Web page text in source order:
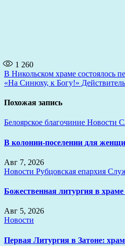
1 260
Навигация
по
записям
В Никольском храме состоялось
«На Синюху, к Богу!»
Похожая запись
Белоярское благочиние Новости
В колонии-поселении для
Авг 7, 2026
Новости Рубцовская епархия
Божественная литургия в
Авг 5, 2026
Новости
Первая Литургия в Затоне: